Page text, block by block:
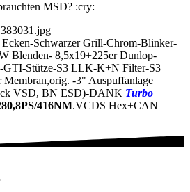
MSD? :cry:
Schwarzer Grill-Chrom-Blinker-
Blenden- 8,5x19+225er Dunlop-
GTI-Stütze-S3 LLK-K+N Filter-S3
-3" Auspuffanlage
VSD, BN ESD)-DANK Turbo
416NM.VCDS Hex+CAN